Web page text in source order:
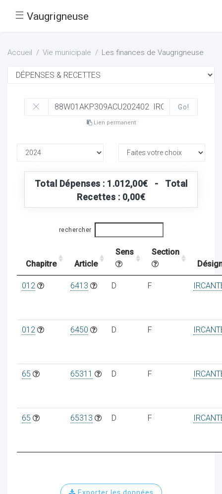
☰ Vaugrigneuse
Accueil Vie municipale Les finances de Vaugrigneuse
Go!
Lien permanent
Total Dépenses : 1.012,00€ - Total
Recettes : 0,00€
rechercher
Chapitre Article
Sens
Section
012 6413 D F
012 6450 D F
65 65311 D F
65 65313 D F
Exporter les données